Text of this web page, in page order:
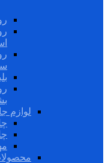
لوازم